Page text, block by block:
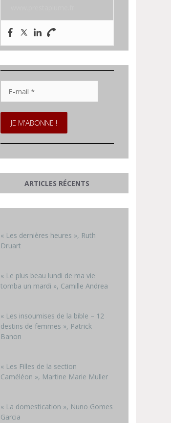
mail
*
ARTICLES RÉCENTS
« Les dernières heures », Ruth
Druart
« Le plus beau lundi de ma vie
tomba un mardi », Camille Andrea
« Les insoumises de la bible – 12
destins de femmes », Patrick
Banon
« Les Filles de la section
Caméléon », Martine Marie Muller
« La domestication », Nuno Gomes
Garcia